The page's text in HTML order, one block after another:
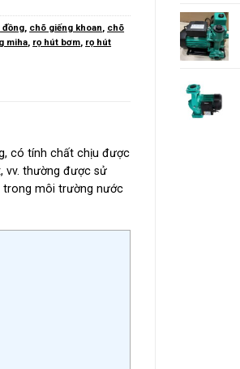
đồng, chõ giếng khoan, chõ
miha, rọ hút bơm, rọ hút
có tính chất chịu được
vv. thường được sử
trong môi trường nước